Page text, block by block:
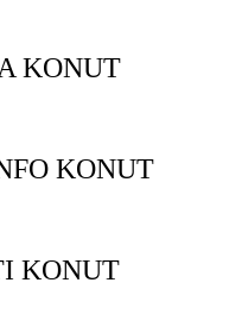
KONUT
KONUT
KONUT